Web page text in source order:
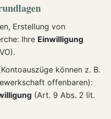
Erstellung von
Ihre Einwilligung
können z. B.
offenbaren):
(Art. 9 Abs. 2 lit.